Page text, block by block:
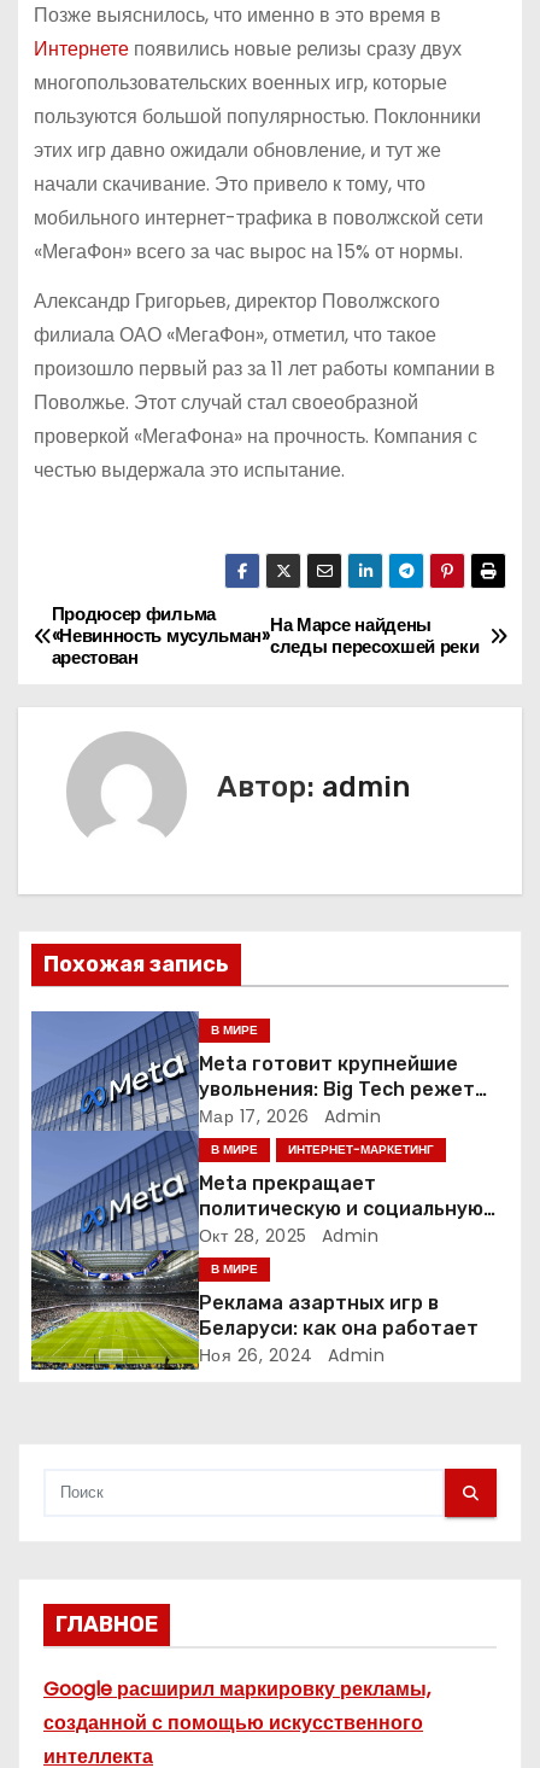
Позже выяснилось, что именно в это время в
Интернетепоявились новые релизы сразу двух
многопользовательских военных игр, которые
пользуются большой популярностью. Поклонники
этих игр давно ожидали обновление, и тут же
начали скачивание. Это привело к тому, что
мобильного интернет-трафика в поволжской сети
«МегаФон» всего за час вырос на 15% от нормы.
Александр Григорьев, директор Поволжского
филиала ОАО «МегаФон», отметил, что такое
произошло первый раз за 11 лет работы компании в
Поволжье. Этот случай стал своеобразной
проверкой «МегаФона» на прочность. Компания с
честью выдержала это испытание.
Н
а
ц
и
п
о
а
п
и
На Марсе найдены
следы пересохшей реки
Продюсер фильма
«Невинность мусульман»
арестован
Автор: admin
Похожая запись
В МИРЕ
Meta готовит крупнейшие
увольнения: Big Tech режет
людей ради искусственного
интеллекта
Мар 17, 2026 Admin
В МИРЕ ИНТЕРНЕТ-МАРКЕТИНГ
Meta прекращает
политическую и социальную
рекламу в ЕС. Почему это
меняет рынок цифровой
рекламы?
Окт 28, 2025 Admin
В МИРЕ
Реклама азартных игр в
Беларуси: как она работает
Ноя 26, 2024 Admin
ГЛАВНОЕ
Google расширил маркировку рекламы,
созданной с помощью искусственного
интеллекта